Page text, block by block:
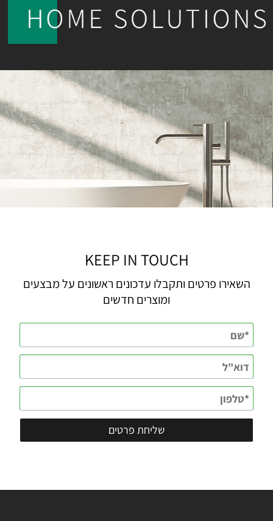
KEEP IN TOUCH
השאירו פרטים ותקבלו עדכונים ראשונים על מבצעים
ומוצרים חדשים